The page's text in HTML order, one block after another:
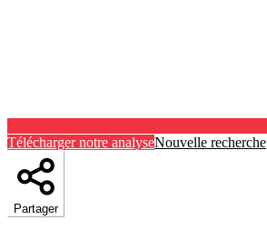
Télécharger notre analyseNouvelle recherche
Partager